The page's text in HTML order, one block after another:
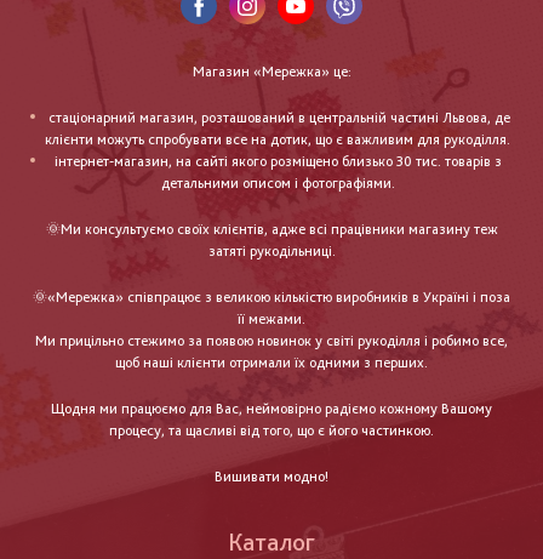
Магазин «Мережка» це:
стаціонарний магазин, розташований в центральній частині Львова, де
клієнти можуть спробувати все на дотик, що є важливим для рукоділля.
інтернет-магазин, на сайті якого розміщено близько 30 тис. товарів з
детальними описом і фотографіями.
🌞Ми консультуємо своїх клієнтів, адже всі працівники магазину теж
затяті рукодільниці.
🌞«Мережка» співпрацює з великою кількістю виробників в Україні і поза
її межами.
Ми прицільно стежимо за появою новинок у світі рукоділля і робимо все,
щоб наші клієнти отримали їх одними з перших.
Щодня ми працюємо для Вас, неймовірно радіємо кожному Вашому
процесу, та щасливі від того, що є його частинкою.
Вишивати модно!
Каталог